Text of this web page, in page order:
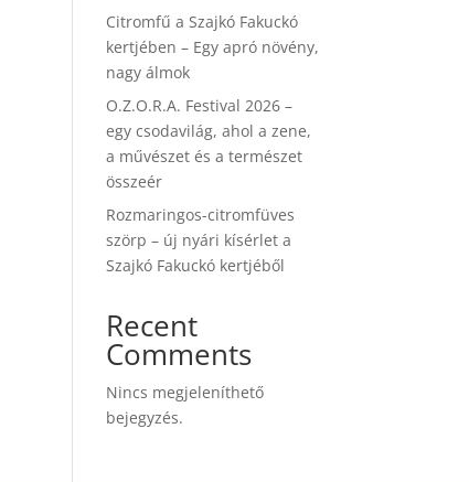
Citromfű a Szajkó Fakuckó
kertjében – Egy apró növény,
nagy álmok
O.Z.O.R.A. Festival 2026 –
egy csodavilág, ahol a zene,
a művészet és a természet
összeér
Rozmaringos-citromfüves
szörp – új nyári kísérlet a
Szajkó Fakuckó kertjéből
Recent
Comments
Nincs megjeleníthető
bejegyzés.